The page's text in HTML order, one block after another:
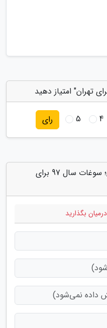
4
5 رای
دیدگاه های مرتبط با "هوشمندی؛ سوغات سال 97 برای
بگذارید